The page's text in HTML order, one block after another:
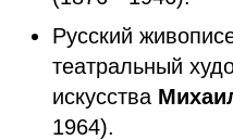
Русский
театральный
искусства
1964).